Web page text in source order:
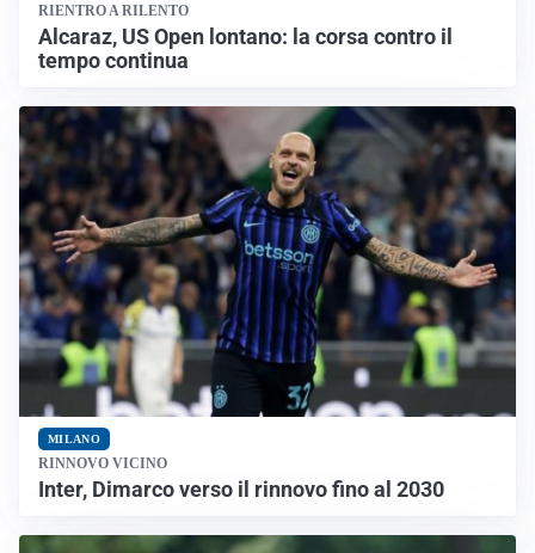
RIENTRO A RILENTO
Alcaraz, US Open lontano: la corsa contro il
tempo continua
MILANO
RINNOVO VICINO
Inter, Dimarco verso il rinnovo fino al 2030